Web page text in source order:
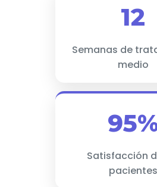
12
Semanas de
medio
Satisfacción
pacientes